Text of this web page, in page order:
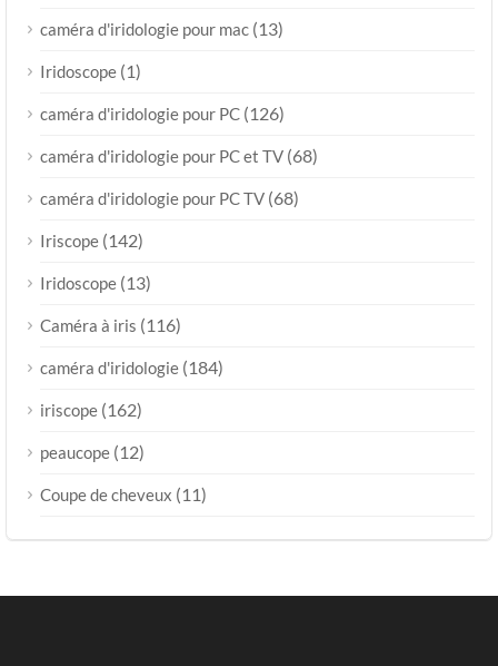
caméra d'iridologie pour mac (13)
Iridoscope (1)
caméra d'iridologie pour PC (126)
caméra d'iridologie pour PC et TV (68)
caméra d'iridologie pour PC TV (68)
Iriscope (142)
Iridoscope (13)
Caméra à iris (116)
caméra d'iridologie (184)
iriscope (162)
peaucope (12)
Coupe de cheveux (11)